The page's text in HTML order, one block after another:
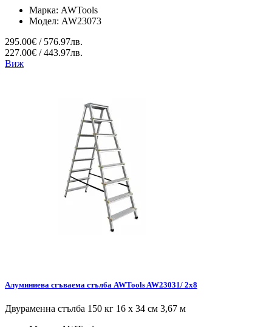
Марка: AWTools
Модел: AW23073
295.00€ / 576.97лв.
227.00€ / 443.97лв.
Виж
Алуминиева сгъваема стълба AWTools AW23031/ 2x8
Двураменна стълба 150 кг 16 x 34 см 3,67 м